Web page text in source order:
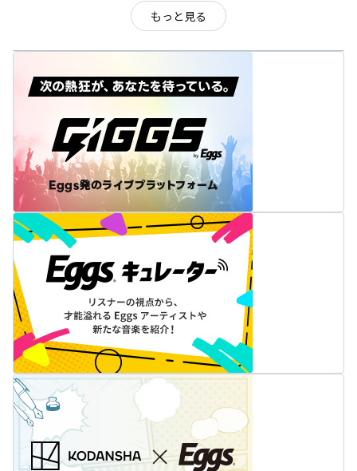
もっと見る